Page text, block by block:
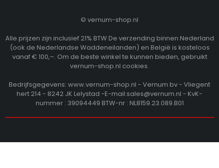
© vernum-shop.nl
Alle prijzen zijn inclusief 21% BTW De verzending binnen Nederland
(ook de Nederlandse Waddeneilanden) en België is kosteloos
vanaf € 100,–. Om de beste winkel te kunnen bieden, gebruikt
vernum-shop.nl cookies.
Bedrijfsgegevens: www.vernum-shop.nl - Vernum bv - Vliegent
hert 214 - 8242 JK Lelystad -E-mail:sales@vernum.nl - KvK-
nummer : 39094449 BTW-nr : NL8159.23.089.B01